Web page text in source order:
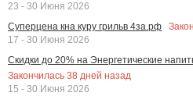
23 - 30 Июня 2026
Суперцена кна куру грильв 4за.рф
17 - 30 Июня 2026
Скидки до 20% на Энергетические
Закончилась 38 дней назад
15 - 30 Июня 2026